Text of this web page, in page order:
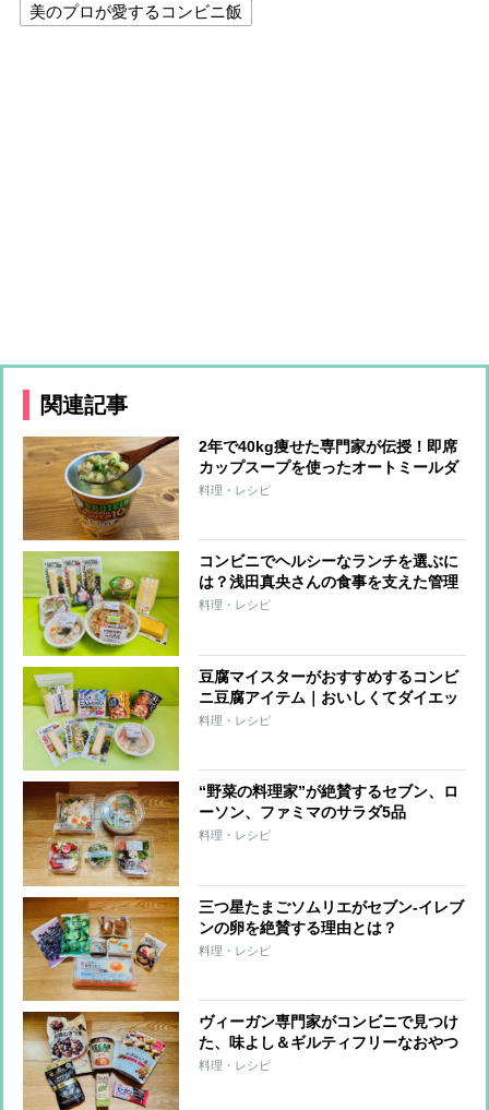
美のプロが愛するコンビニ飯
関連記事
2年で40kg痩せた専門家が伝授！即席
カップスープを使ったオートミールダ
イエット
料理・レシピ
コンビニでヘルシーなランチを選ぶに
は？浅田真央さんの食事を支えた管理
栄養士がすすめる「たんぱく質強化」
料理・レシピ
豆腐マイスターがおすすめするコンビ
ニ豆腐アイテム｜おいしくてダイエッ
トに役立つ8品
料理・レシピ
“野菜の料理家”が絶賛するセブン、ロ
ーソン、ファミマのサラダ5品
料理・レシピ
三つ星たまごソムリエがセブン-イレブ
ンの卵を絶賛する理由とは？
料理・レシピ
ヴィーガン専門家がコンビニで見つけ
た、味よし＆ギルティフリーなおやつ
6品
料理・レシピ